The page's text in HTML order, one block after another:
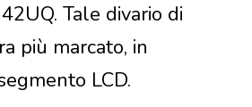
Tale divario di
più marcato, in
LCD.